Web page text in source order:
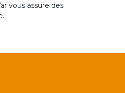
vous assure des